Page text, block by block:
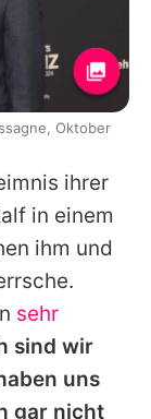
ihrer
in einem
ihm und
sehr
sind wir
uns
gar nicht
Oktober